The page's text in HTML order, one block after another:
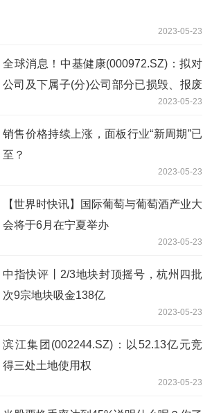
2023-05-23
全球消息！中基健康(000972.SZ)：拟对
公司及下属子(分)公司部分已损毁、报废
2023-05-23
销售价格持续上涨，面板行业“新周期”已
至？
2023-05-23
【世界时快讯】国际葡萄与葡萄酒产业大
会将于6月在宁夏举办
2023-05-23
中指快评丨2/3地块封顶摇号，杭州四批
次9宗地块吸金138亿
2023-05-23
滨江集团(002244.SZ)：以52.13亿元竞
得三处土地使用权
2023-05-23